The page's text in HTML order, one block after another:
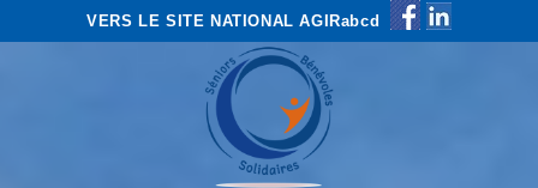
VERS LE SITE NATIONAL AGIRabcd